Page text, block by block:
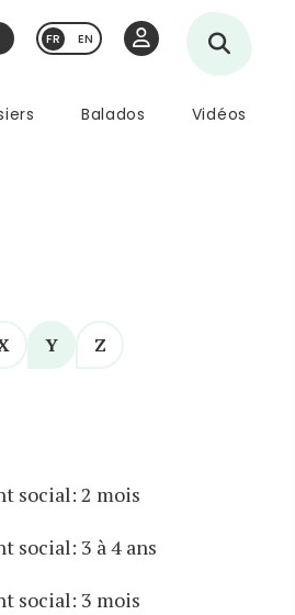
Balados Vidéos
EN
Y Z
social: 2 mois
social: 3 à 4 ans
social: 3 mois